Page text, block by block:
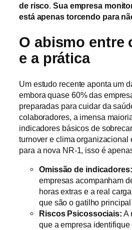
de risco.Sua empresa
está apenas torcendo para
O abismo entre
e a prática
Um estudo recente aponta um
embora quase 60% das
preparadas para cuidar da
colaboradores, a imensa
indicadores básicos de
turnover e clima organizacional
para a nova NR-1, isso é
Omissão de indicadores:
empresas acompanham
horas extras e a real
que são o gatilho
Riscos Psicossociais: A
que a empresa